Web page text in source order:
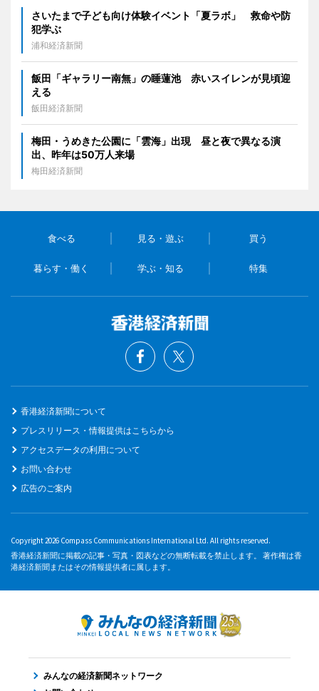
さいたまで子ども向け体験イベント「夏ラボ」 救命や防
犯学ぶ
浦和経済新聞
飯田「ギャラリー南無」の睡蓮池 赤いスイレンが見頃迎
える
飯田経済新聞
梅田・うめきた公園に「雲海」出現 昼と夜で異なる演
出、昨年は50万人来場
梅田経済新聞
食べる 見る・遊ぶ 買う
暮らす・働く 学ぶ・知る 特集
香港経済新聞について
プレスリリース・情報提供はこちらから
アクセスデータの利用について
お問い合わせ
広告のご案内
Copyright 2026 Compass Communications International Ltd. All rights reserved.
香港経済新聞に掲載の記事・写真・図表などの無断転載を禁止します。 著作権は香
港経済新聞またはその情報提供者に属します。
みんなの経済新聞ネットワーク